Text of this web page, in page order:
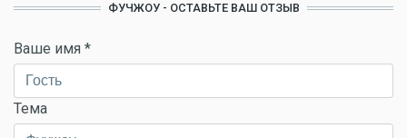
ФУЧЖОУ - ОСТАВЬТЕ ВАШ ОТЗЫВ
Ваше имя *
Тема